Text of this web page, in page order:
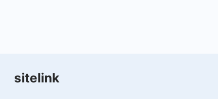
sitelink